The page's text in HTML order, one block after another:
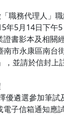
職務代理人」
年5月14日下午
證書影本及相關
南市永康區南台
，並請於信封上
優遴選參加筆試
電子信箱通知應